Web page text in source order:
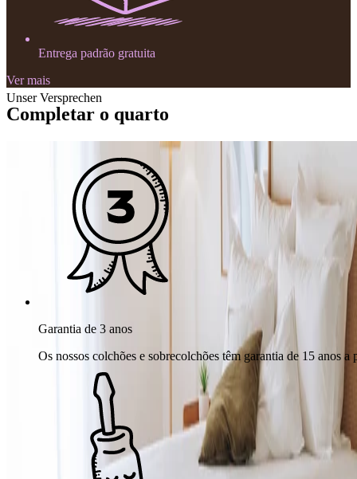
Entrega padrão gratuita
Ver mais
Unser Versprechen
Garantia de 3 anos
Os nossos colchões e sobrecolchões têm garantia de 15 anos
Completar o quarto